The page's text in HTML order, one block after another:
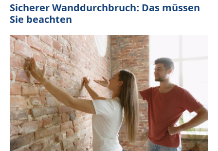
Sicherer Wanddurchbruch: Das müssen
Sie beachten